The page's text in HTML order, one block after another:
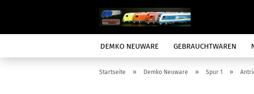
DEMKO NEUWARE GEBRAUCHTWAREN
Startseite » Demko Neuware » Spur 1 »